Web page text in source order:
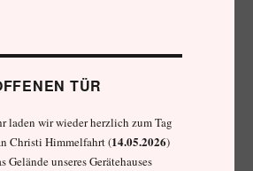
TÜR
laden wir wieder herzlich zum Tag
Christi Himmelfahrt (14.05.2026)
Gelände unseres Gerätehauses